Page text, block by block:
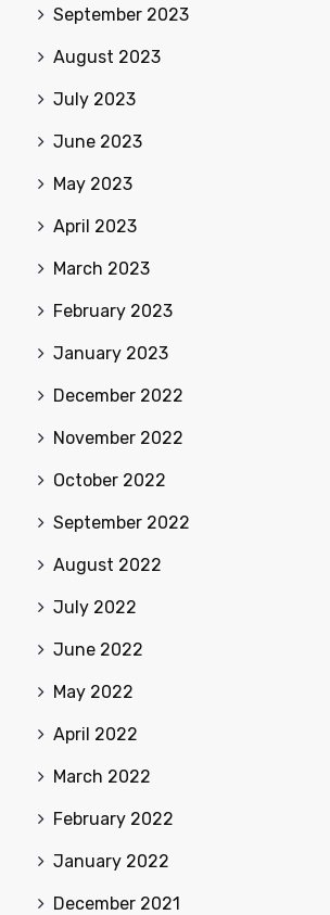
September 2023
August 2023
July 2023
June 2023
May 2023
April 2023
March 2023
February 2023
January 2023
December 2022
November 2022
October 2022
September 2022
August 2022
July 2022
June 2022
May 2022
April 2022
March 2022
February 2022
January 2022
December 2021